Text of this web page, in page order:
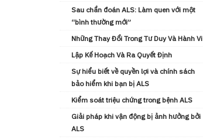
Sau chẩn đoán ALS: Làm quen với một
“bình thường mới”
Những Thay Đổi Trong Tư Duy Và Hành Vi
Lập Kế Hoạch Và Ra Quyết Định
Sự hiểu biết về quyền lợi và chính sách
bảo hiểm khi bạn bị ALS
Kiểm soát triệu chứng trong bệnh ALS
Giải pháp khi vận động bị ảnh hưởng bởi
ALS